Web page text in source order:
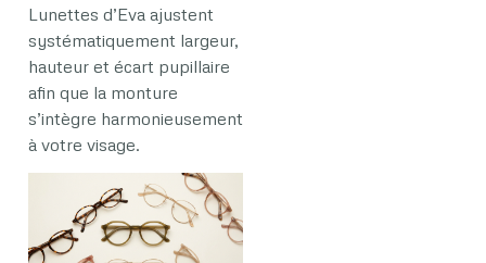
Lunettes d’Eva ajustent
systématiquement largeur,
hauteur et écart pupillaire
afin que la monture
s’intègre harmonieusement
à votre visage.